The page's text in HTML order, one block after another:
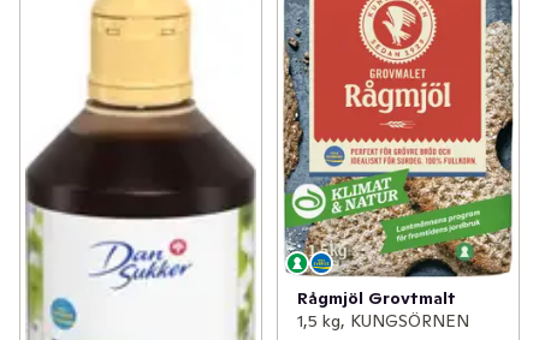
Rågmjöl Grovtmalt
1,5 kg, KUNGSÖRNEN